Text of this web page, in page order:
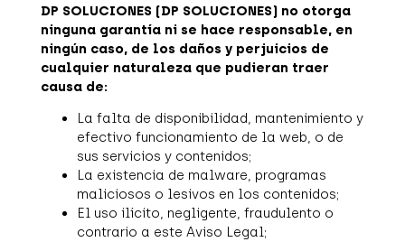
DP SOLUCIONES (DP SOLUCIONES) no otorga
ninguna garantía ni se hace responsable, en
ningún caso, de los daños y perjuicios de
cualquier naturaleza que pudieran traer
causa de:
La falta de disponibilidad, mantenimiento y
efectivo funcionamiento de la web, o de
sus servicios y contenidos;
La existencia de malware, programas
maliciosos o lesivos en los contenidos;
El uso ilícito, negligente, fraudulento o
contrario a este Aviso Legal;